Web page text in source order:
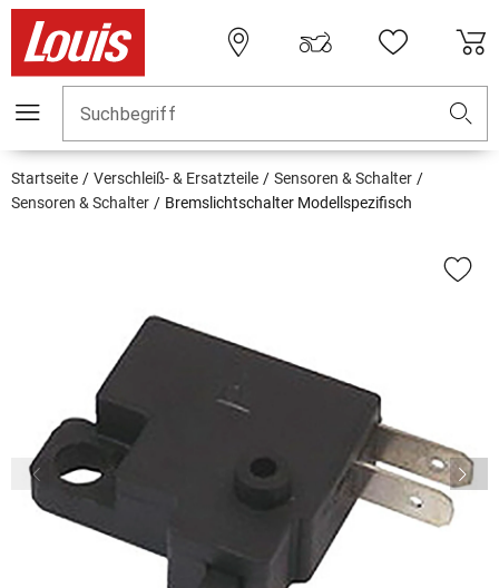
Suchbegriff
Startseite Verschleiß- & Ersatzteile
Sensoren & Schalter
Sensoren & Schalter
Bremslichtschalter Modellspezifisch